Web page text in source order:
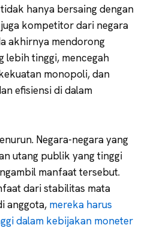
hanya bersaing dengan
kompetitor dari negara
akhirnya mendorong
lebih tinggi, mencegah
monopoli, dan
efisiensi di dalam
Negara-negara yang
utang publik yang tinggi
manfaat tersebut.
dari stabilitas mata
anggota, mereka harus
dalam kebijakan moneter